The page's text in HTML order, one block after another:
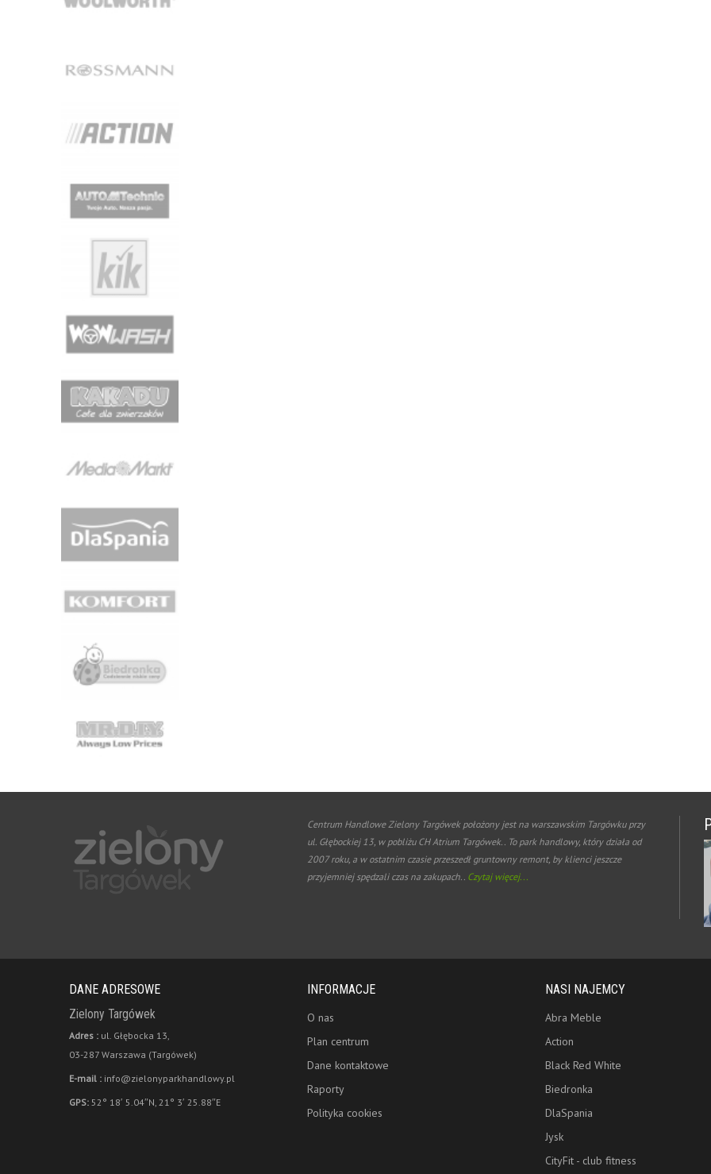
Centrum Handlowe Zielony Targówek położony jest na warszawskim Targówku przy
ul. Głębockiej 13, w pobliżu CH Atrium Targówek.. To park handlowy, który działa od
2007 roku, a w ostatnim czasie przeszedł gruntowny remont, by klienci jeszcze
przyjemniej spędzali czas na zakupach.. Czytaj więcej...
DANE ADRESOWE
Zielony Targówek
Adres : ul. Głębocka 13,
03-287 Warszawa (Targówek)
E-mail : info@zielonyparkhandlowy.pl
GPS: 52° 18′ 5.04″N, 21° 3′ 25.88″E
INFORMACJE
O nas
Plan centrum
Dane kontaktowe
Raporty
Polityka cookies
NASI NAJEMCY
Abra Meble
Action
Black Red White
Biedronka
DlaSpania
Jysk
CityFit - club fitness